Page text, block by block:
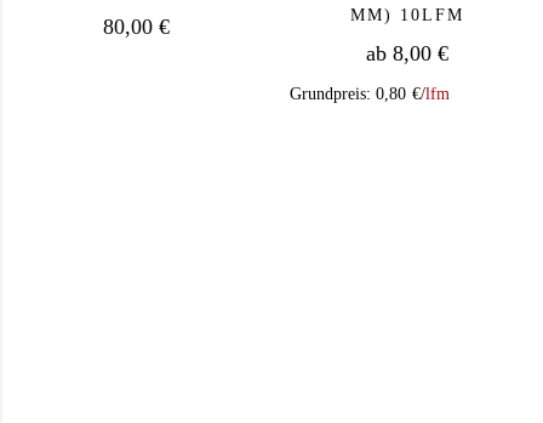
80,00 €
MM) 10LFM
ab 8,00 €
Grundpreis: 0,80 €/lfm